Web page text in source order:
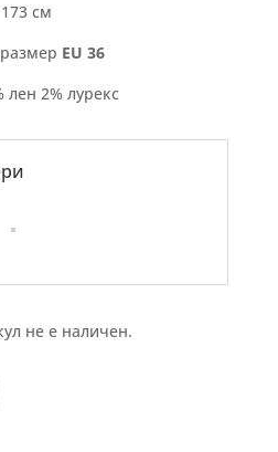
см
EU 36
лен 2% лурекс
не е наличен.